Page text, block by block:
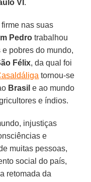
VI .
nas suas
Pedro trabalhou
pobres do mundo,
Félix, da qual foi
tornou-se
Brasil e ao mundo
e índios.
injustiças
e
muitas pessoas,
social do país,
retomada da